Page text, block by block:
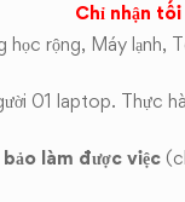
Chỉ nhận
rộng, Máy lạnh,
01 laptop. Thực
làm được việc